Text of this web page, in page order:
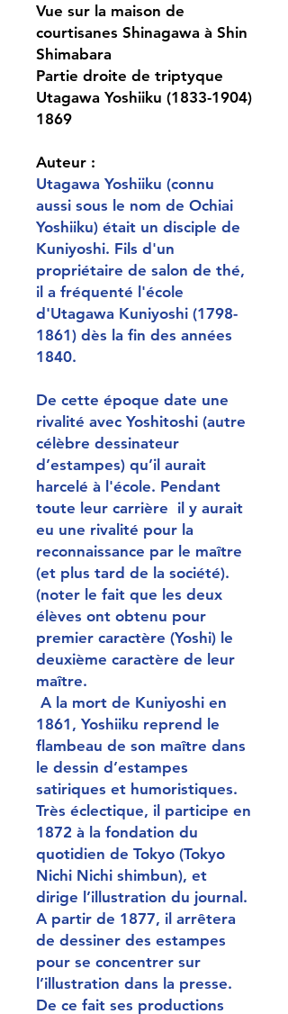
Vue sur la maison de
courtisanes Shinagawa à Shin
Shimabara
Partie droite de triptyque
Utagawa Yoshiiku (1833-1904)
1869
Auteur :
Utagawa Yoshiiku (connu
aussi sous le nom de Ochiai
Yoshiiku) était un disciple de
Kuniyoshi. Fils d'un
propriétaire de salon de thé,
il a fréquenté l'école
d'Utagawa Kuniyoshi (1798-
1861) dès la fin des années
1840.
De cette époque date une
rivalité avec Yoshitoshi (autre
célèbre dessinateur
d’estampes) qu’il aurait
harcelé à l'école. Pendant
toute leur carrière il y aurait
eu une rivalité pour la
reconnaissance par le maître
(et plus tard de la société).
(noter le fait que les deux
élèves ont obtenu pour
premier caractère (Yoshi) le
deuxième caractère de leur
maître.
A la mort de Kuniyoshi en
1861, Yoshiiku reprend le
flambeau de son maître dans
le dessin d’estampes
satiriques et humoristiques.
Très éclectique, il participe en
1872 à la fondation du
quotidien de Tokyo (Tokyo
Nichi Nichi shimbun), et
dirige l’illustration du journal.
A partir de 1877, il arrêtera
de dessiner des estampes
pour se concentrer sur
l’illustration dans la presse.
De ce fait ses productions